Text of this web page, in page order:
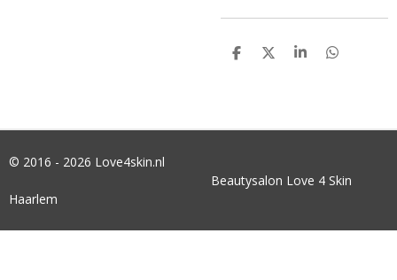
D
D
S
D
© 2016 - 2026 Love4skin.nl
Beautysalon Love 4 Skin
Haarlem